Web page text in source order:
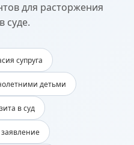
для расторжения
суде.
супруга
детьми
в суд